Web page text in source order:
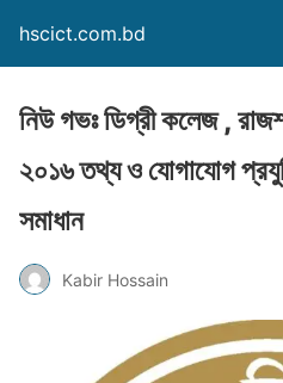
hscict.com.bd
নিউ গভঃ ডিগ্রী কলেজ ,
২০১৬ তথ্য ও যোগাযোগ
সমাধান
Kabir Hossain